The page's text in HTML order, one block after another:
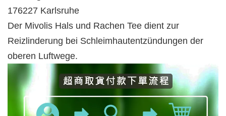
176227 Karlsruhe
Der Mivolis Hals und Rachen Tee dient zur
Reizlinderung bei Schleimhautentzündungen der
oberen Luftwege.